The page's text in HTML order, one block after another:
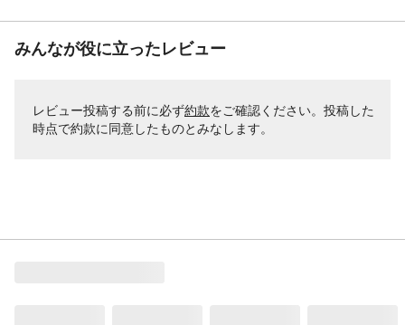
みんなが役に立ったレビュー
レビュー投稿する前に必ず約款をご確認ください。投稿した
時点で約款に同意したものとみなします。